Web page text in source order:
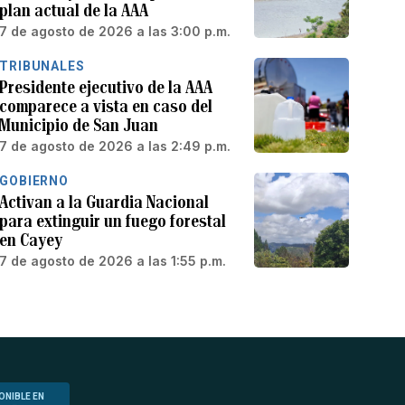
plan actual de la AAA
7 de agosto de 2026 a las 3:00 p.m.
TRIBUNALES
Presidente ejecutivo de la AAA
comparece a vista en caso del
Municipio de San Juan
7 de agosto de 2026 a las 2:49 p.m.
GOBIERNO
Activan a la Guardia Nacional
para extinguir un fuego forestal
en Cayey
7 de agosto de 2026 a las 1:55 p.m.
EN